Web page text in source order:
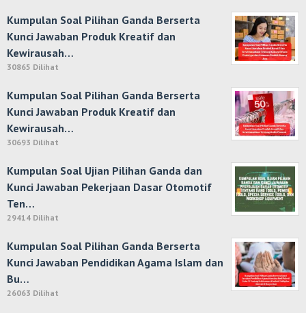
Kumpulan Soal Pilihan Ganda Berserta
Kunci Jawaban Produk Kreatif dan
Kewirausah…
30865 Dilihat
Kumpulan Soal Pilihan Ganda Berserta
Kunci Jawaban Produk Kreatif dan
Kewirausah…
30693 Dilihat
Kumpulan Soal Ujian Pilihan Ganda dan
Kunci Jawaban Pekerjaan Dasar Otomotif
Ten…
29414 Dilihat
Kumpulan Soal Pilihan Ganda Berserta
Kunci Jawaban Pendidikan Agama Islam dan
Bu…
26063 Dilihat